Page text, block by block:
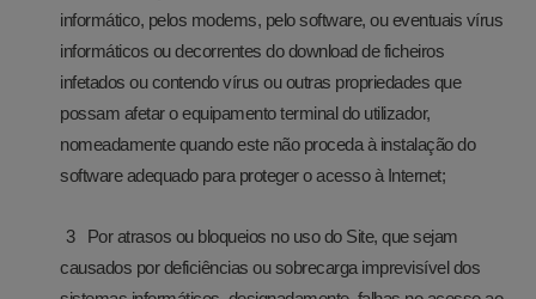
informático, pelos modems, pelo software, ou eventuais vírus
informáticos ou decorrentes do download de ficheiros
infetados ou contendo vírus ou outras propriedades que
possam afetar o equipamento terminal do utilizador,
nomeadamente quando este não proceda à instalação do
software adequado para proteger o acesso à Internet;
Por atrasos ou bloqueios no uso do Site, que sejam
causados por deficiências ou sobrecarga imprevisível dos